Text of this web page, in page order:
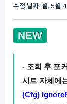
수정 날짜: 월, 5월
NEW
- 조회 후 포
시트 자체에
(Cfg)